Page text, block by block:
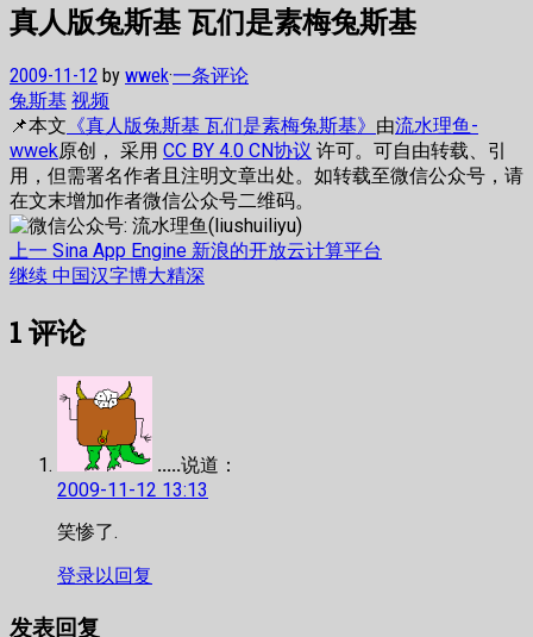
真人版兔斯基 瓦们是素梅兔斯基
2009-11-12 by wwek·一条评论
兔斯基 视频
📌本文 《真人版兔斯基 瓦们是素梅兔斯基》 由流水理鱼-
wwek原创， 采用 CC BY 4.0 CN协议 许可。可自由转载、引
用，但需署名作者且注明文章出处。如转载至微信公众号，请
在文末增加作者微信公众号二维码。
文
章
导
上一 上
篇
章：
Sina App Engine 新浪的开放云计算平台
继续 下
文
章：
中国汉字博大精深
1评论
.....说道：
2009-11-12 13:13
笑惨了.
登录以回复
发表回复